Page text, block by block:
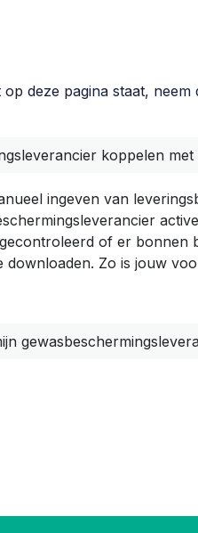
deze pagina staat,
koppelen
ingeven van
of er bonnen
Zo is jouw